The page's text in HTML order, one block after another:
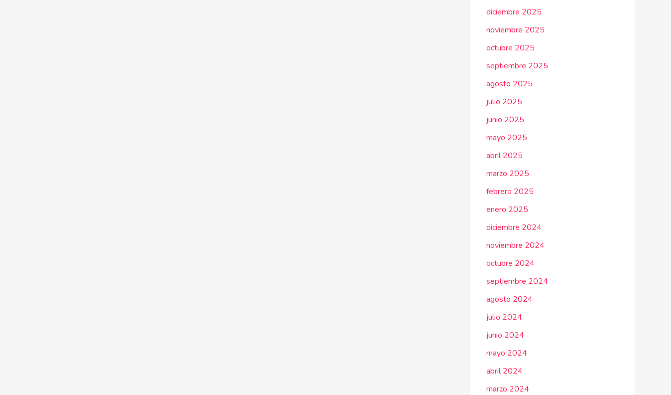
diciembre 2025
noviembre 2025
octubre 2025
septiembre 2025
agosto 2025
julio 2025
junio 2025
mayo 2025
abril 2025
marzo 2025
febrero 2025
enero 2025
diciembre 2024
noviembre 2024
octubre 2024
septiembre 2024
agosto 2024
julio 2024
junio 2024
mayo 2024
abril 2024
marzo 2024